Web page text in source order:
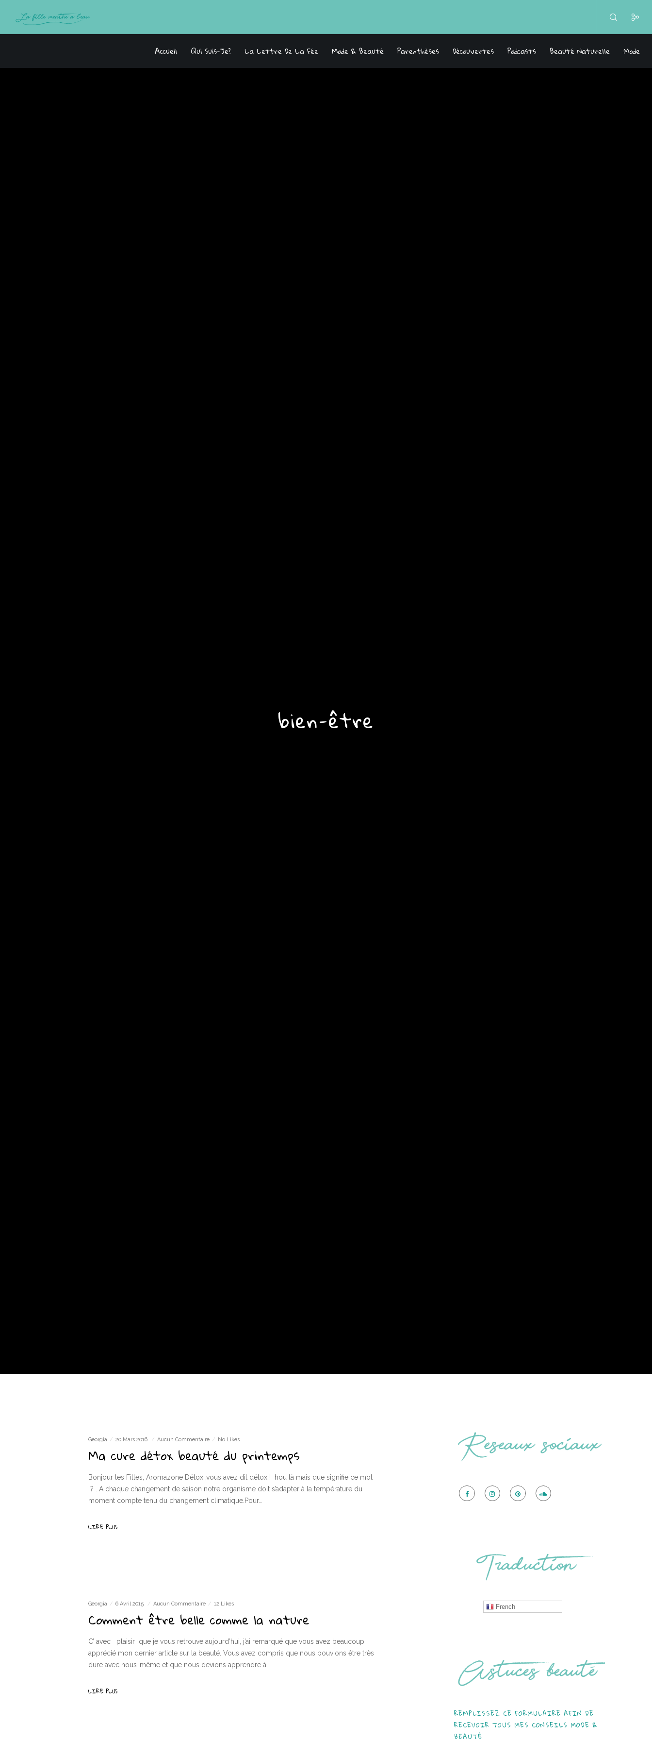
Accueil Qui Suis-Je? La Lettre De La Fée Mode & Beauté Parenthèses Découvertes Podcasts Beauté Naturelle Mode
bien-être
Georgia 20 Mars 2016 Aucun Commentaire No Likes
Ma cure détox beauté du printemps
Bonjour les Filles, Aromazone Détox ,vous avez dit détox ! hou là mais que signifie ce mot
? . A chaque changement de saison notre organisme doit s’adapter à la température du
moment compte tenu du changement climatique.Pour…
LIRE PLUS
Georgia 6 Avril 2015 Aucun Commentaire 12 Likes
Comment être belle comme la nature
C’ avec plaisir que je vous retrouve aujourd’hui, j’ai remarqué que vous avez beaucoup
apprécié mon dernier article sur la beauté. Vous avez compris que nous pouvions être très
dure avec nous-même et que nous devions apprendre à…
LIRE PLUS
French
REMPLISSEZ CE FORMULAIRE AFIN DE
RECEVOIR TOUS MES CONSEILS MODE &
BEAUTÉ